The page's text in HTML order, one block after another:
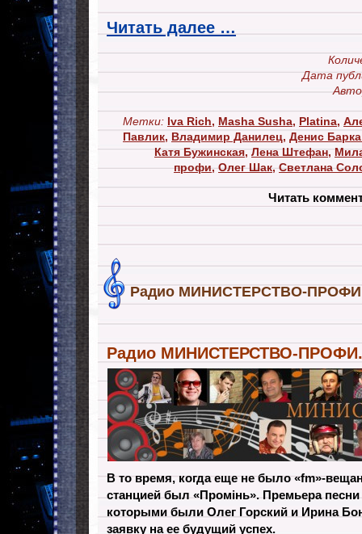
Читать далее …
Дата
Метки: Iva Rich, Masha Susha, Platina,
Павлик, Владимир Данилец, Денис
Катя Бужинская,Лена Штефан,
профи,Олег Шак,Светлана
Читать
Радио МИНИСТЕРСТВО-ПРОФИ.
Радио МИНИСТЕРСТВО-ПРОФИ.
В то время, когда еще не было «fm»-
станцией был «Промінь». Премьера
которыми были Олег Горский и Ирина
заявку на ее будущий успех.